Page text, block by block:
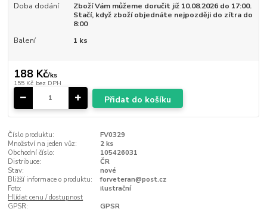
Doba dodání
Zboží Vám můžeme doručit již 10.08.2026 do 17:00.
Stačí, když zboží objednáte nejpozději do zítra do
8:00
Balení
1 ks
188 Kč/ks
155 Kč bez DPH
Přidat do košíku
Číslo produktu:
FV0329
Množství na jeden vůz:
2 ks
Obchodní číslo:
105426031
Distribuce:
ČR
Stav:
nové
Bližší informace o produktu:
forveteran@post.cz
Foto:
ilustrační
Hlídat cenu / dostupnost
GPSR:
GPSR